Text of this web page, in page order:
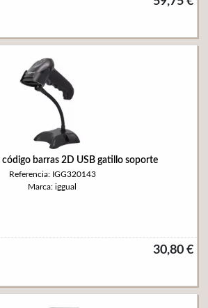
código barras 2D USB gatillo soporte
Referencia: IGG320143
Marca: iggual
30,80 €